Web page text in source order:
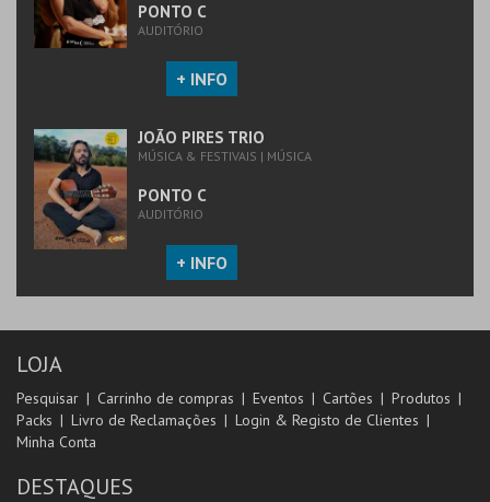
PONTO C
AUDITÓRIO
+ INFO
JOÃO PIRES TRIO
MÚSICA & FESTIVAIS | MÚSICA
PONTO C
AUDITÓRIO
+ INFO
LOJA
Pesquisar Carrinho de compras Eventos Cartões
Produtos
Packs
Livro de Reclamações
Login & Registo de Clientes
Minha Conta
DESTAQUES